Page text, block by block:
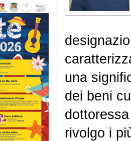
una
dei beni
rivolgo i